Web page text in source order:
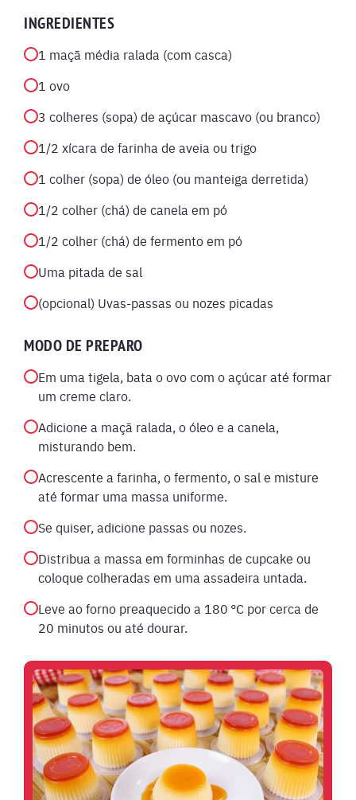
INGREDIENTES
1 maçã média ralada (com casca)
1 ovo
3 colheres (sopa) de açúcar mascavo (ou branco)
1/2 xícara de farinha de aveia ou trigo
1 colher (sopa) de óleo (ou manteiga derretida)
1/2 colher (chá) de canela em pó
1/2 colher (chá) de fermento em pó
Uma pitada de sal
(opcional) Uvas-passas ou nozes picadas
MODO DE PREPARO
Em uma tigela, bata o ovo com o açúcar até formar
um creme claro.
Adicione a maçã ralada, o óleo e a canela,
misturando bem.
Acrescente a farinha, o fermento, o sal e misture
até formar uma massa uniforme.
Se quiser, adicione passas ou nozes.
Distribua a massa em forminhas de cupcake ou
coloque colheradas em uma assadeira untada.
Leve ao forno preaquecido a 180 °C por cerca de
20 minutos ou até dourar.